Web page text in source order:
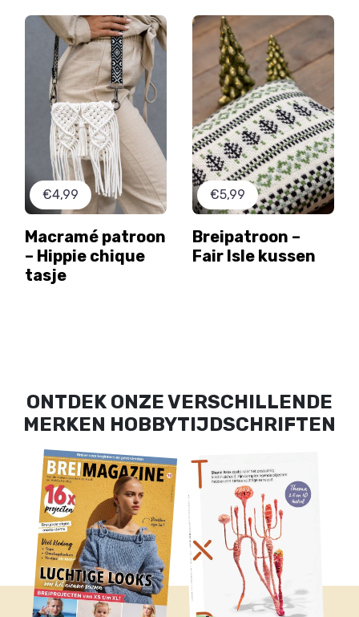
€4,99
Macramé patroon
– Hippie chique
tasje
€5,99
Breipatroon –
Fair Isle kussen
ONTDEK ONZE VERSCHILLENDE
MERKEN HOBBYTIJDSCHRIFTEN